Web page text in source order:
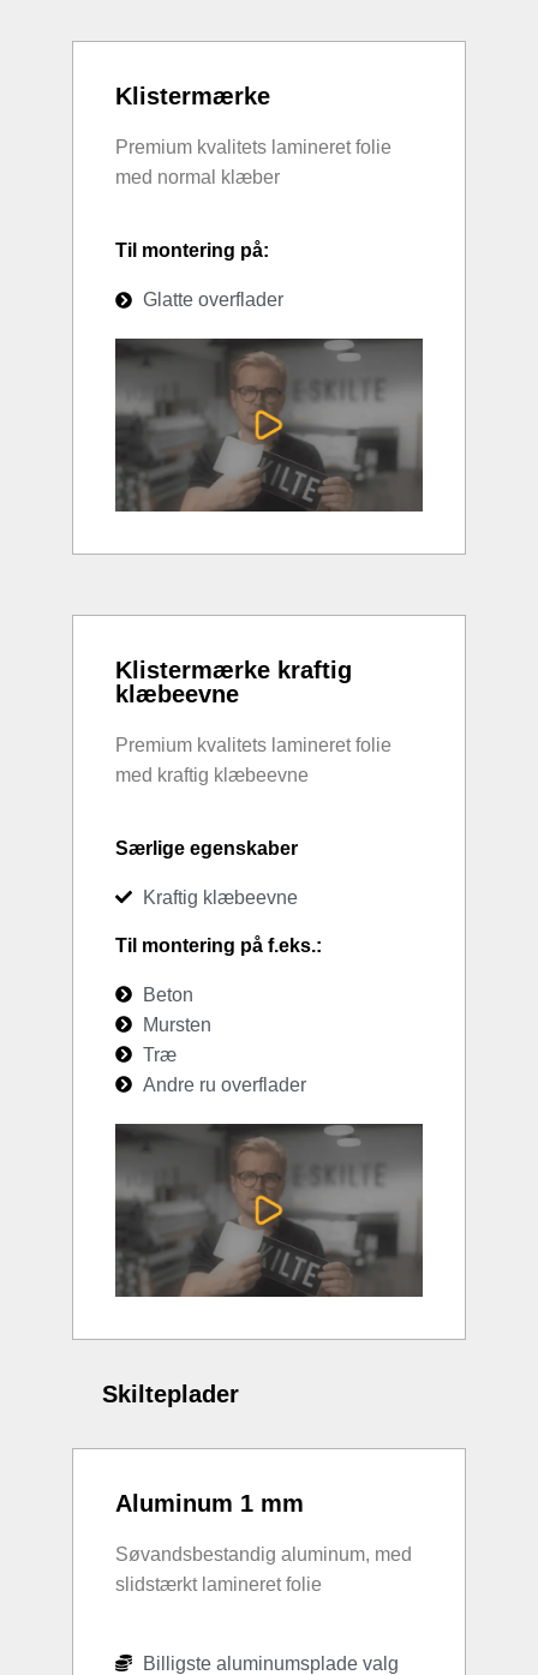
Klistermærke
Premium kvalitets lamineret folie
med normal klæber
Til montering på:
Glatte overflader
Klistermærke kraftig
klæbeevne
Premium kvalitets lamineret folie
med kraftig klæbeevne
Særlige egenskaber
Kraftig klæbeevne
Til montering på f.eks.:
Beton
Mursten
Træ
Andre ru overflader
Skilteplader
Aluminum 1 mm
Søvandsbestandig aluminum, med
slidstærkt lamineret folie
Billigste aluminumsplade valg